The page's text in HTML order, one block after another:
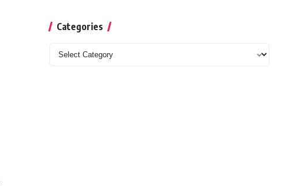
Categories
Categories